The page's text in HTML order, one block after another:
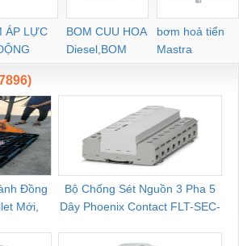
ÁP LỰC
BOM CUU HOA
Diesel,BOM
CHUA CHAY
bơm hoả tiển
Mastra
Đồng
Mới,
Bộ Chống Sét Nguồn 3 Pha 5
Dây Phoenix Contact FLT-SEC-